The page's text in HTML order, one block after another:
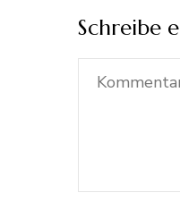
Schreibe